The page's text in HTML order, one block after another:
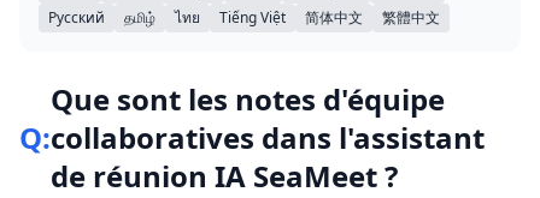
Русский
தமிழ் ไทย Tiếng Việt 简体中文 繁體中文
Q:
Que sont les notes d'équipe
collaboratives dans l'assistant
de réunion IA SeaMeet ?